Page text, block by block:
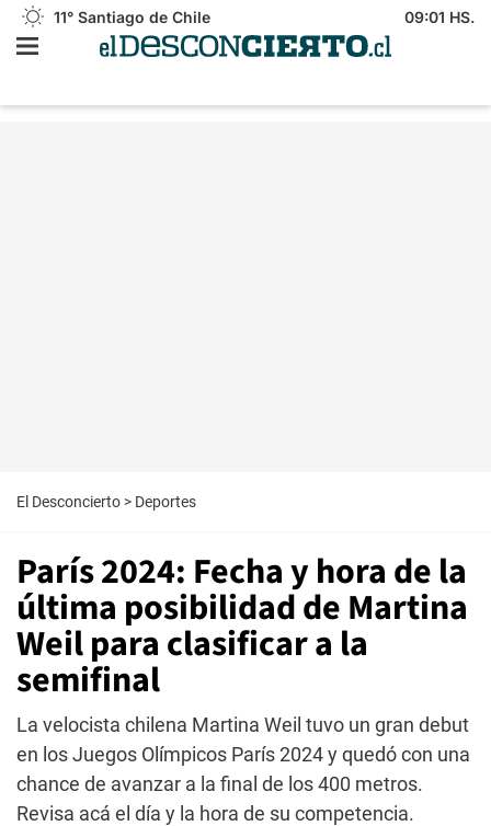
11° Santiago de Chile 09:01 HS.
El Desconcierto > Deportes
París 2024: Fecha y hora de la
última posibilidad de Martina
Weil para clasificar a la
semifinal
La velocista chilena Martina Weil tuvo un gran debut
en los Juegos Olímpicos París 2024 y quedó con una
chance de avanzar a la final de los 400 metros.
Revisa acá el día y la hora de su competencia.